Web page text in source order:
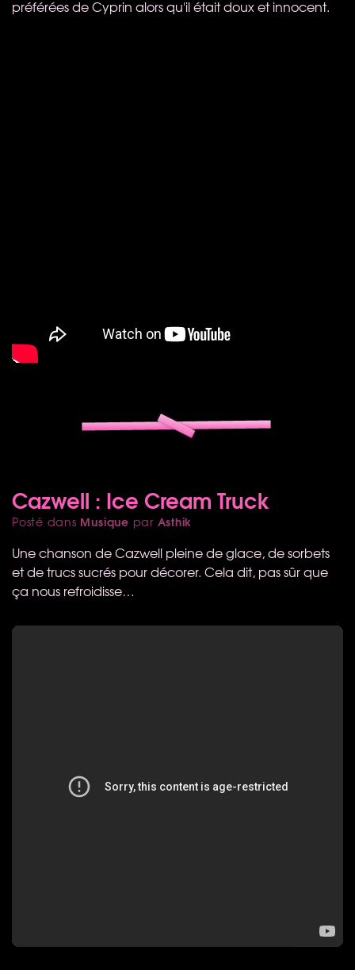
préférées de Cyprin alors qu'il était doux et innocent.
Cazwell : Ice Cream Truck
Posté dans Musique par Asthik
Une chanson de Cazwell pleine de glace, de sorbets
et de trucs sucrés pour décorer. Cela dit, pas sûr que
ça nous refroidisse…